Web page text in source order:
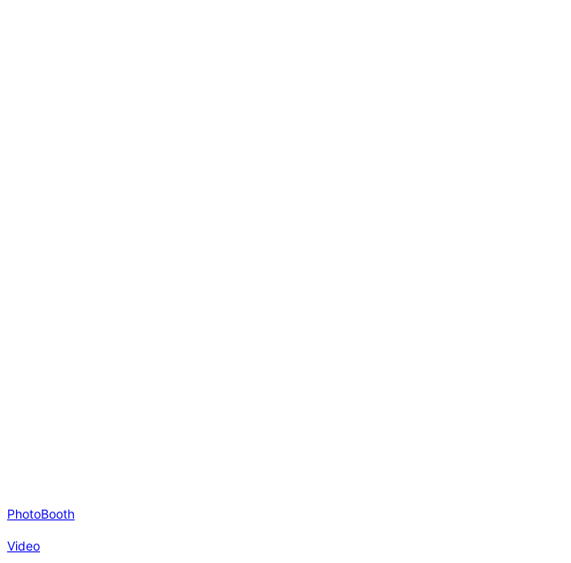
PhotoBooth
Video